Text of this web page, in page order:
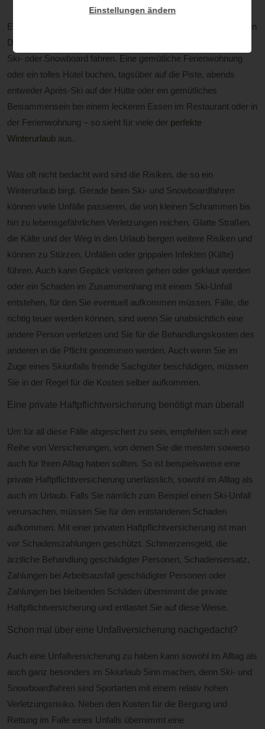
Ein Winterurlaub ist für viele jährliche Pflicht und gehört zwischen
Dezember und März besonders für diejenigen dazu, die gerne
Ski- oder Snowboard fahren. Eine gemütliche Ferienwohnung
oder ein tolles Hotel buchen, tagsüber auf die Piste, abends
entweder Après-Ski auf der Hütte oder ein gemütliches
Beisammensein bei einem leckeren Essen im Restaurant oder in
der Ferienwohnung – so sieht für viele der perfekte
Winterurlaub aus.
Was oft nicht bedacht wird sind die Risiken, die so ein
Winterurlaub birgt. Gerade beim Ski- und Snowboardfahren
können viele Unfälle passieren, die von kleinen Schrammen bis
hin zu lebensgefährlichen Verletzungen reichen. Glatte Straßen,
die Kälte und der Weg in den Urlaub bergen weitere Risiken und
können zu Stürzen, Unfällen oder grippalen Infekten (Kälte)
führen. Auch kann Gepäck verloren gehen oder geklaut werden
oder ein Schaden im Zusammenhang mit einem Ski-Unfall
entstehen, für den Sie eventuell aufkommen müssen. Fälle, die
richtig teuer werden können, sind wenn Sie unabsichtlich eine
andere Person verletzen und Sie für die Behandlungskosten des
anderen in die Pflicht genommen werden. Auch wenn Sie im
Zuge eines Skiunfalls fremde Sachgüter beschädigen, müssen
Sie in der Regel für die Kosten selber aufkommen.
Eine private Haftpflichtversicherung benötigt man überall
Um für all diese Fälle abgesichert zu sein, empfehlen sich eine
Reihe von Versicherungen, von denen Sie die meisten sowieso
auch für Ihren Alltag haben sollten. So ist beispielsweise eine
private Haftpflichtversicherung unerlässlich, sowohl im Alltag als
auch im Urlaub. Falls Sie nämlich zum Beispiel einen Ski-Unfall
verursachen, müssen Sie für den entstandenen Schaden
aufkommen. Mit einer privaten Haftpflichtversicherung ist man
vor Schadenszahlungen geschützt. Schmerzensgeld, die
ärztliche Behandlung geschädigter Personen, Schadensersatz,
Zahlungen bei Arbeitsausfall geschädigter Personen oder
Zahlungen bei bleibenden Schäden übernimmt die private
Haftpflichtversicherung und entlastet Sie auf diese Weise.
Schon mal über eine Unfallversicherung nachgedacht?
Auch eine Unfallversicherung zu haben kann sowohl im Alltag als
auch ganz besonders im Skiurlaub Sinn machen, denn Ski- und
Snowboardfahren sind Sportarten mit einem relativ hohen
Verletzungsrisiko. Neben den Kosten für die Bergung und
Rettung im Falle eines Unfalls übernimmt eine
Einstellungen ändern